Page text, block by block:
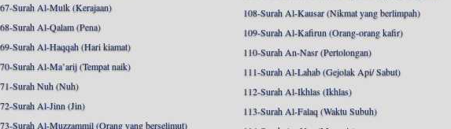
67-Surah Al-Mulk (Kerajaan)
68-Surah Al-Qalam (Pena)
69-Surah Al-Haqqah (Hari kiamat)
70-Surah Al-Ma’arij (Tempat naik)
71-Surah Nuh (Nuh)
72-Surah Al-Jinn (Jin)
73-Surah Al-Muzzammil (Orang yang berselimut)
108-Surah Al-Kausar (Nikmat yang berlimpah)
109-Surah Al-Kafirun (Orang-orang kafir)
110-Surah An-Nasr (Pertolongan)
111-Surah Al-Lahab (Gejolak Api/ Sabut)
112-Surah Al-Ikhlas (Ikhlas)
113-Surah Al-Falaq (Waktu Subuh)